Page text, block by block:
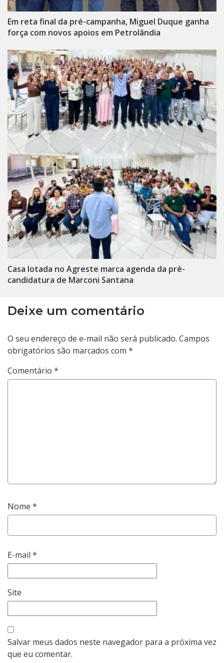
Em reta final da pré-campanha, Miguel Duque ganha
força com novos apoios em Petrolândia
Casa lotada no Agreste marca agenda da pré-
candidatura de Marconi Santana
Deixe um comentário
O seu endereço de e-mail não será publicado. Campos
obrigatórios são marcados com *
Comentário *
Nome *
E-mail *
Site
Salvar meus dados neste navegador para a próxima vez
que eu comentar.